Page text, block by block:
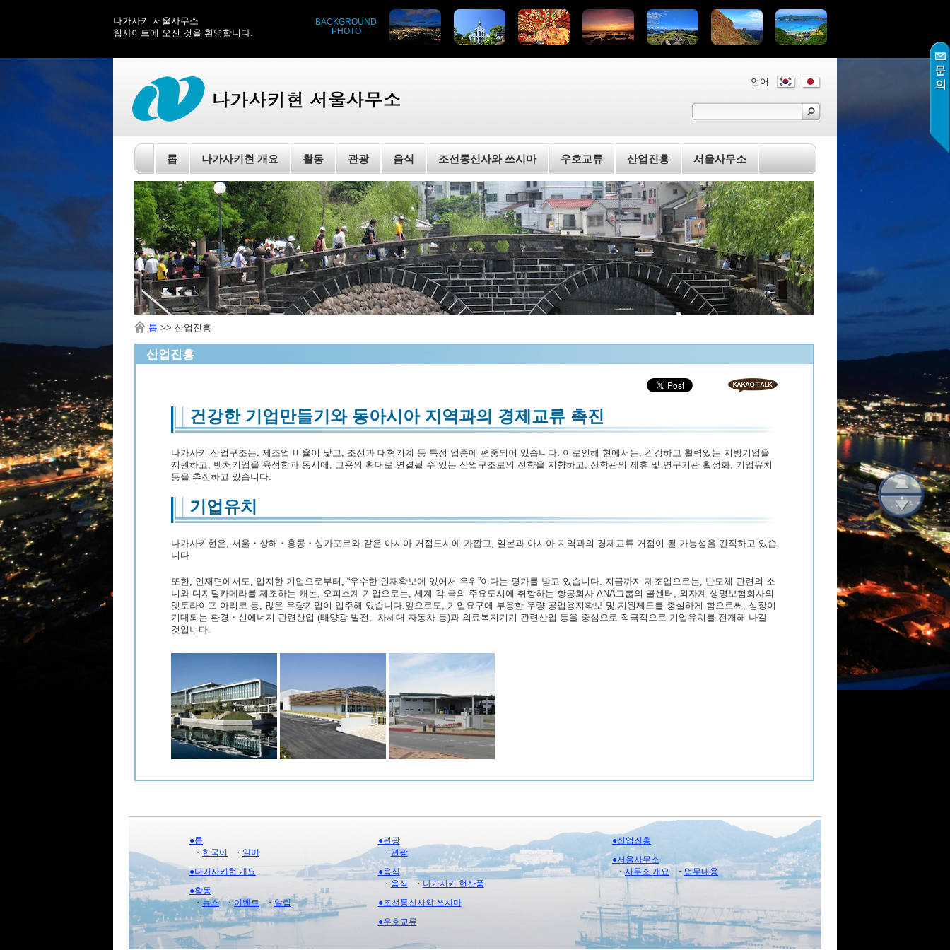
나가사키 서울사무소
웹사이트에 오신 것을 환영합니다.
BACKGROUND
PHOTO
언어
톱 나가사키현 개요 활동 관광 음식 조선통신사와 쓰시마 우호교류 산업진흥 서울사무소
톱 >> 산업진흥
산업진흥
건강한 기업만들기와 동아시아 지역과의 경제교류 촉진
나가사키 산업구조는, 제조업 비율이 낯고, 조선과 대형기계 등 특정 업종에 편중되어 있습니다. 이로인해 현에서는, 건강하고 활력있는 지방기업을
지원하고, 벤처기업을 육성함과 동시에, 고용의 확대로 연결될 수 있는 산업구조로의 전향을 지향하고, 산학관의 제휴 및 연구기관 활성화, 기업유치
등을 추진하고 있습니다.
기업유치
나가사키현은, 서울・상해・홍콩・싱가포르와 같은 아시아 거점도시에 가깝고, 일본과 아시아 지역과의 경제교류 거점이 될 가능성을 간직하고 있습
니다.
또한, 인재면에서도, 입지한 기업으로부터, “우수한 인재확보에 있어서 우위”이다는 평가를 받고 있습니다. 지금까지 제조업으로는, 반도체 관련의 소
니와 디지털카메라를 제조하는 캐논, 오피스계 기업으로는, 세계 각 국의 주요도시에 취항하는 항공회사 ANA그룹의 콜센터, 외자계 생명보험회사의
멧토라이프 아리코 등, 많은 우량기업이 입주해 있습니다.앞으로도, 기업요구에 부응한 우량 공업용지확보 및 지원제도를 충실하게 함으로써, 성장이
기대되는 환경・신에너지 관련산업 (태양광 발전, 차세대 자동차 등)과 의료복지기기 관련산업 등을 중심으로 적극적으로 기업유치를 전개해 나갈
것입니다.
●톱
・ 한국어 ・ 일어
●나가사키현 개요
●활동
・ 뉴스・이벤트・ 알림
●관광
・ 관광
●음식
・ 음식 ・나가사키 현산품
●조선통신사와 쓰시마
●우호교류
●산업진흥
●서울사무소
・ 사무소 개요・ 업무내용